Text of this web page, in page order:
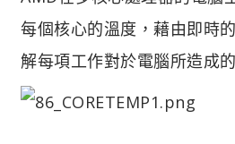
每個核心的溫度，藉由即時
解每項工作對於電腦所造成